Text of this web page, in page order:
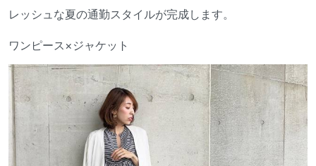
レッシュな夏の通勤スタイルが完成します。
ワンピース×ジャケット